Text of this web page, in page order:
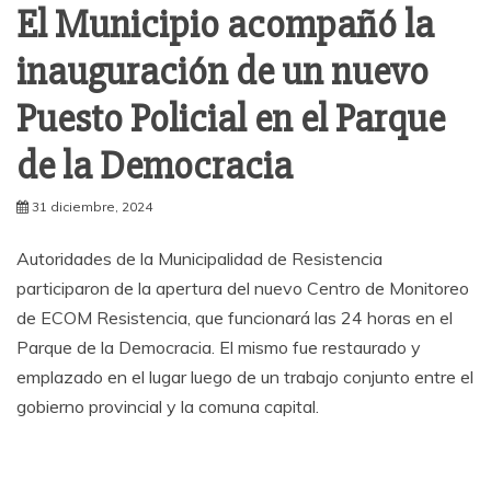
El Municipio acompañó la
inauguración de un nuevo
Puesto Policial en el Parque
de la Democracia
31 diciembre, 2024
Autoridades de la Municipalidad de Resistencia
participaron de la apertura del nuevo Centro de Monitoreo
de ECOM Resistencia, que funcionará las 24 horas en el
Parque de la Democracia. El mismo fue restaurado y
emplazado en el lugar luego de un trabajo conjunto entre el
gobierno provincial y la comuna capital.